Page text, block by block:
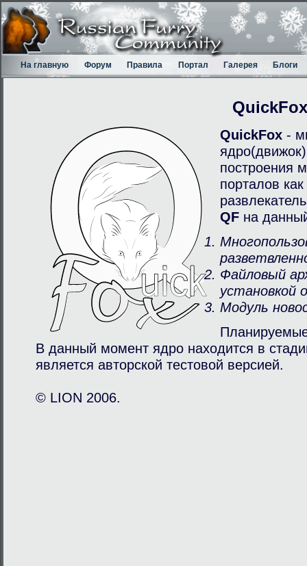
На главную Форум Правила Портал Галерея Блоги
QuickFox
QuickFox -
построения
порталов
QF на
Файловый
установкой
Модуль
В данный момент ядро находится в
является авторcкой тестовой версией.
© LION 2006.